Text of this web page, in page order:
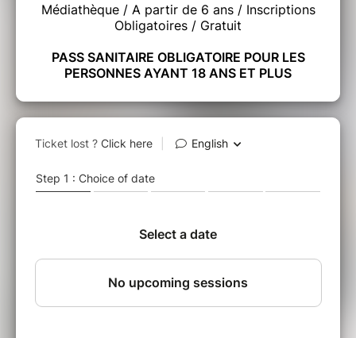
Médiathèque / A partir de 6 ans / Inscriptions
Obligatoires / Gratuit
PASS SANITAIRE OBLIGATOIRE POUR LES
PERSONNES AYANT 18 ANS ET PLUS